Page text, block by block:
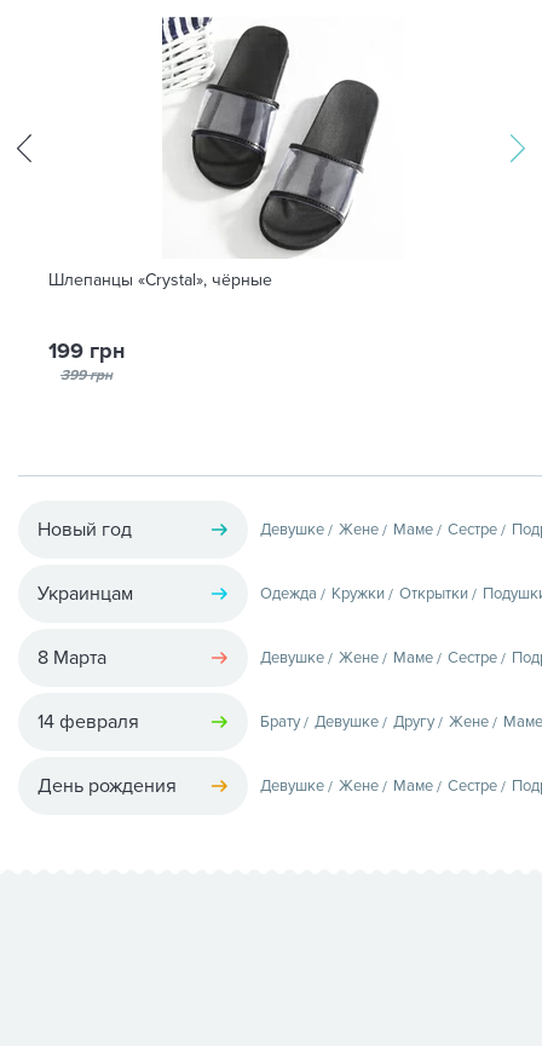
Шлепанцы «Crystal», чёрные
199 грн
399 грн
Новый год Девушке Жене Маме Сестре
Украинцам Одежда Кружки Открытки
8 Марта Девушке Жене Маме Сестре
14 февраля Брату Девушке Другу Жене Маме
День рождения Девушке Жене Маме Сестре